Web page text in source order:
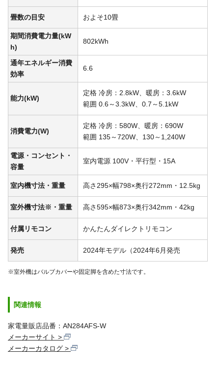
畳数の目安 およそ10畳
期間消費電力量(kW
h)
802kWh
通年エネルギー消費
効率
6.6
能力(kW)
定格 冷房：2.8kW、暖房：3.6kW
範囲 0.6～3.3kW、0.7～5.1kW
消費電力(W)
定格 冷房：580W、暖房：690W
範囲 135～720W、130～1,240W
電源・コンセント・
容量
室内電源 100V・平行型・15A
室内機寸法・重量 高さ295×幅798×奥行272mm・12.5kg
室外機寸法※・重量 高さ595×幅873×奥行342mm・42kg
付属リモコン かんたんダイレクトリモコン
発売 2024年モデル（2024年6月発売
※室外機はバルブカバーや固定脚を含めた寸法です。
関連情報
家電量販店品番：AN284AFS-W
メーカーサイト
メーカーカタログ